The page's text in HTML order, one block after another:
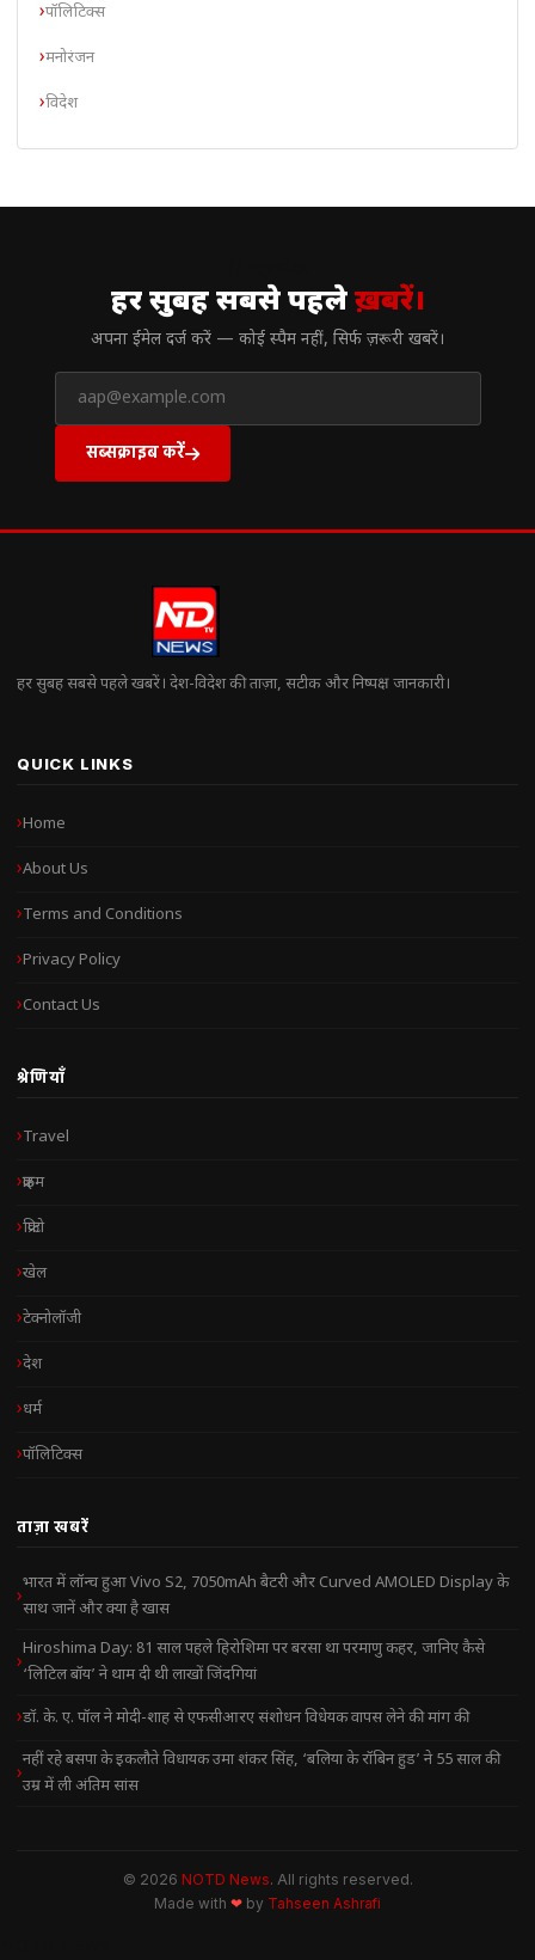
पॉलिटिक्स
मनोरंजन
विदेश
हर सुबह सबसे पहलेख़बरें।
अपना ईमेल दर्ज करें — कोई स्पैम नहीं, सिर्फ ज़रूरी खबरें।
सब्सक्राइब करें
हर सुबह सबसे पहले खबरें। देश-विदेश की ताज़ा, सटीक और निष्पक्ष जानकारी।
QUICK LINKS
Home
About Us
Terms and Conditions
Privacy Policy
Contact Us
श्रेणियाँ
Travel
क्राइम
क्रिप्टो
खेल
टेक्नोलॉजी
देश
धर्म
पॉलिटिक्स
ताज़ा खबरें
भारत में लॉन्च हुआ Vivo S2, 7050mAh बैटरी और Curved AMOLED Display के
साथ जानें और क्या है खास
Hiroshima Day: 81 साल पहले हिरोशिमा पर बरसा था परमाणु कहर, जानिए कैसे
‘लिटिल बॉय’ ने थाम दी थी लाखों जिंदगियां
डॉ. के. ए. पॉल ने मोदी-शाह से एफसीआरए संशोधन विधेयक वापस लेने की मांग की
नहीं रहे बसपा के इकलौते विधायक उमा शंकर सिंह, ‘बलिया के रॉबिन हुड’ ने 55 साल की
उम्र में ली अंतिम सांस
© 2026 NOTD News. All rights reserved.
Made with ❤ by Tahseen Ashrafi